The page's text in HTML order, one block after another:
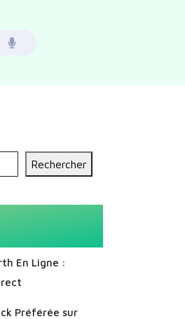
Rechercher
En Ligne :
Préférée sur